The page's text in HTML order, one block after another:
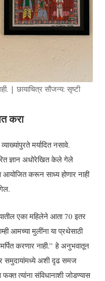
| छायाचित्र सौजन्य: सृष्टी
करा
मर्यादित नसावे.
ज्ञान अधोरेखित केले गेले
आयोजित करून साध्य होणार नाही
एका महिलेने आता 70 इतर
आमच्या मुलींना या प्रथेसाठी
करणार नाही.” हे अनुभवातून
समुदायांमध्ये अशी दृढ समज
त्यांना संविधानाशी जोडण्यास